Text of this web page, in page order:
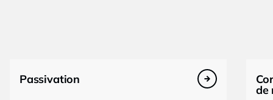
Passivation
de